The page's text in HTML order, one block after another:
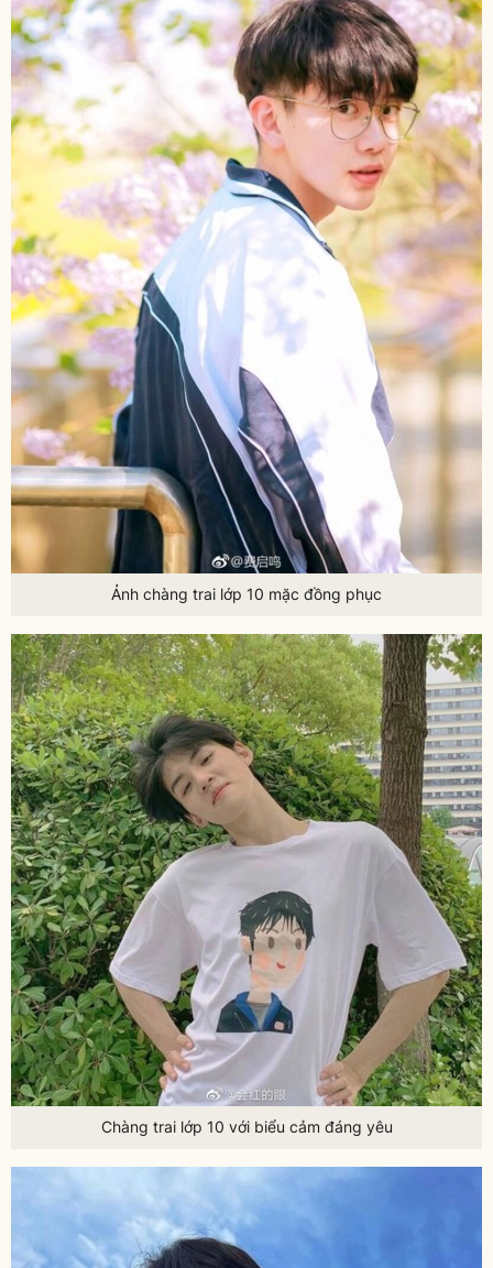
Ảnh chàng trai lớp 10 mặc đồng phục
Chàng trai lớp 10 với biểu cảm đáng yêu